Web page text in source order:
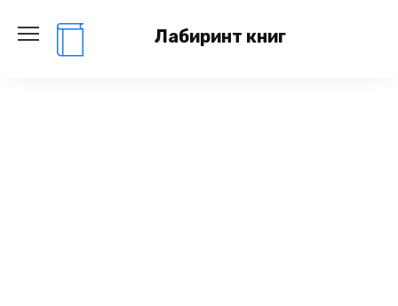
содержанию
Лабиринт книг